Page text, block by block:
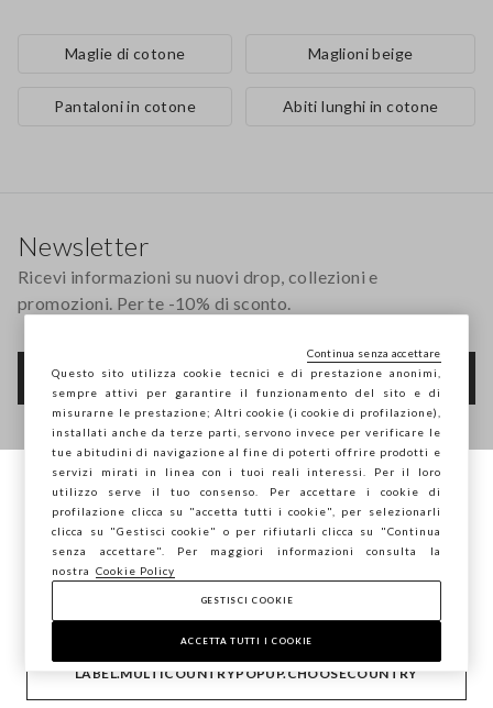
Maglie di cotone Maglioni beige
Pantaloni in cotone Abiti lunghi in cotone
AZIENDA
Newsletter
Ricevi informazioni su nuovi drop, collezioni e
promozioni. Per te -10% di sconto.
FOOTER.NEWSLETTER.SUBSCRIBE
Seguici su
Stai navigando su STEFANEL Italia, vuoi
salvare la tua posizione?
CONFERMA
LABEL.MULTICOUNTRYPOPUP.CHOOSECOUNTRY
Questo sito utilizza cookie tecnici e di prestazione anonimi,
sempre attivi per garantire il funzionamento del sito e di
misurarne le prestazione; Altri cookie (i cookie di profilazione),
installati anche da terze parti, servono invece per verificare le
tue abitudini di navigazione al fine di poterti offrire prodotti e
servizi mirati in linea con i tuoi reali interessi. Per il loro
utilizzo serve il tuo consenso. Per accettare i cookie di
profilazione clicca su "accetta tutti i cookie", per selezionarli
clicca su "Gestisci cookie" o per rifiutarli clicca su "Continua
senza accettare". Per maggiori informazioni consulta la
nostra
Cookie Policy
GESTISCI COOKIE
ACCETTA TUTTI I COOKIE
Continua senza accettare